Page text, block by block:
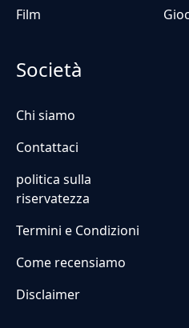
Film
Società
Chi siamo
Contattaci
politica sulla
riservatezza
Termini e Condizioni
Come recensiamo
Disclaimer